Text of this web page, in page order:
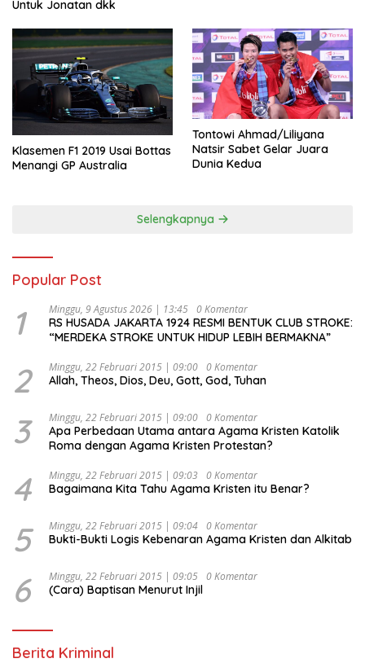
Untuk Jonatan dkk
Klasemen F1 2019 Usai Bottas
Menangi GP Australia
Tontowi Ahmad/Liliyana
Natsir Sabet Gelar Juara
Dunia Kedua
Selengkapnya
Popular Post
1 Minggu, 9 Agustus 2026 | 13:45 0 Komentar
RS HUSADA JAKARTA 1924 RESMI BENTUK CLUB STROKE:
“MERDEKA STROKE UNTUK HIDUP LEBIH BERMAKNA”
2 Minggu, 22 Februari 2015 | 09:00 0 Komentar
Allah, Theos, Dios, Deu, Gott, God, Tuhan
3 Minggu, 22 Februari 2015 | 09:00 0 Komentar
Apa Perbedaan Utama antara Agama Kristen Katolik
Roma dengan Agama Kristen Protestan?
4 Minggu, 22 Februari 2015 | 09:03 0 Komentar
Bagaimana Kita Tahu Agama Kristen itu Benar?
5 Minggu, 22 Februari 2015 | 09:04 0 Komentar
Bukti-Bukti Logis Kebenaran Agama Kristen dan Alkitab
6 Minggu, 22 Februari 2015 | 09:05 0 Komentar
(Cara) Baptisan Menurut Injil
Berita Kriminal